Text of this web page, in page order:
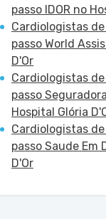
passo IDOR no
Cardiologistas
passo World
D'Or
Cardiologistas
passo
Hospital Glória
Cardiologistas
passo Saude Em
D'Or